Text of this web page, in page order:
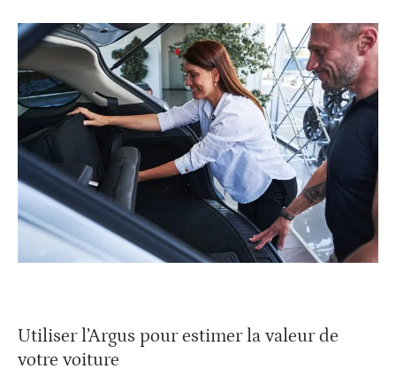
Utiliser l’Argus pour estimer la valeur de
votre voiture